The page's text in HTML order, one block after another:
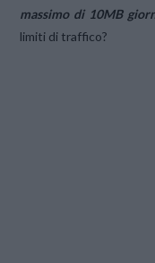
massimo di 10MB
limiti di traffico?